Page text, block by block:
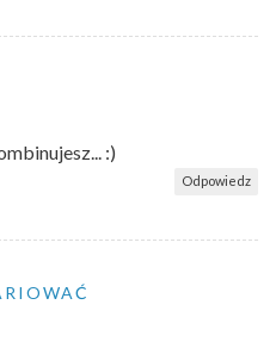
:)
Odpowiedz